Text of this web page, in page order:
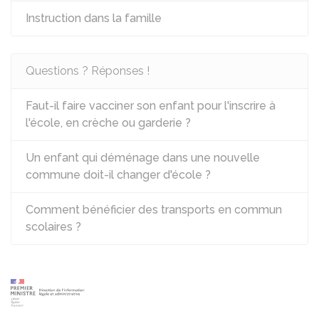
Instruction dans la famille
Questions ? Réponses !
Faut-il faire vacciner son enfant pour l'inscrire à
l'école, en crèche ou garderie ?
Un enfant qui déménage dans une nouvelle
commune doit-il changer d'école ?
Comment bénéficier des transports en commun
scolaires ?